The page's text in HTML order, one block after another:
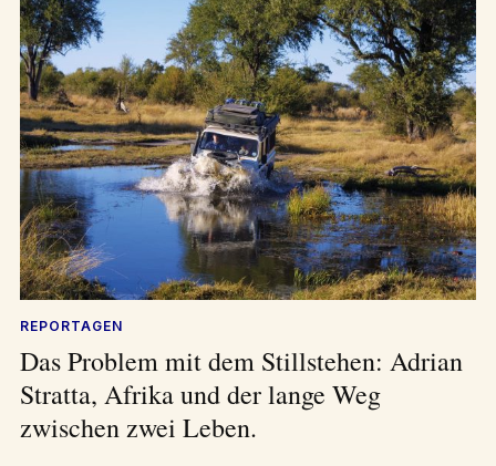
REPORTAGEN
Das Problem mit dem Stillstehen: Adrian
Stratta, Afrika und der lange Weg
zwischen zwei Leben.